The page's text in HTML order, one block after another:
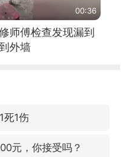
00:36
师傅检查发现漏到
外墙
死1伤
元，你接受吗？